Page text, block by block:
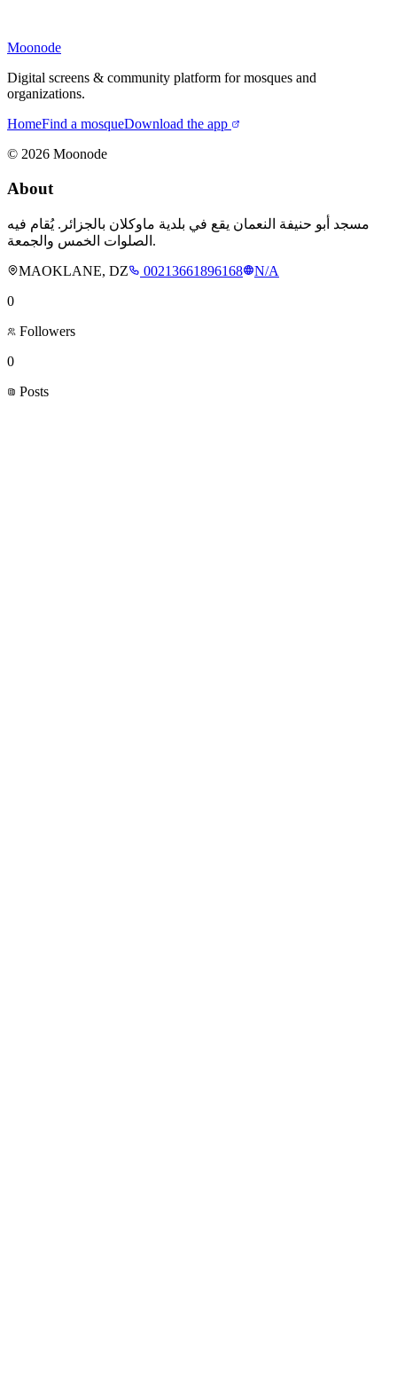
Moonode
Digital screens & community platform for mosques and
organizations.
HomeFind a mosqueDownload the app
© 2026 Moonode
About
مسجد أبو حنيفة النعمان يقع في بلدية ماوكلان بالجزائر. يُقام فيه
الصلوات الخمس والجمعة.
MAOKLANE, DZ
00213661896168
N/A
0
Followers
0
Posts